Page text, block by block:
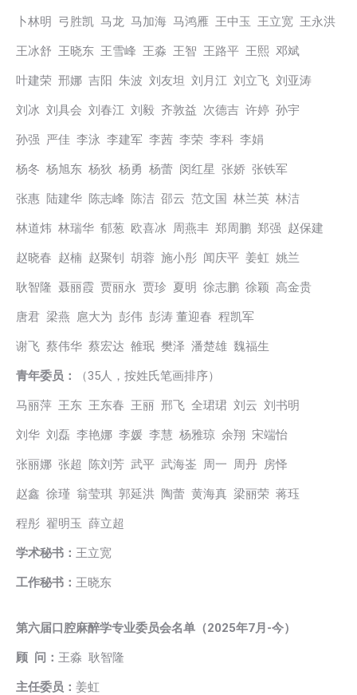
卜林明 弓胜凯 马龙 马加海 马鸿雁 王中玉 王立宽 王永洪
王冰舒 王晓东 王雪峰 王淼 王智 王路平 王熙 邓斌
叶建荣 邢娜 吉阳 朱波 刘友坦 刘月江 刘立飞 刘亚涛
刘冰 刘具会 刘春江 刘毅 齐敦益 次德吉 许婷 孙宇
孙强 严佳 李泳 李建军 李茜 李荣 李科 李娟
杨冬 杨旭东 杨狄 杨勇 杨蕾 闵红星 张娇 张铁军
张惠 陆建华 陈志峰 陈洁 邵云 范文国 林兰英 林洁
林道炜 林瑞华 郁葱 欧喜冰 周燕丰 郑周鹏 郑强 赵保建
赵晓春 赵楠 赵聚钊 胡蓉 施小彤 闻庆平 姜虹 姚兰
耿智隆 聂丽霞 贾丽永 贾珍 夏明 徐志鹏 徐颖 高金贵
唐君 梁燕 扈大为 彭伟 彭涛 董迎春 程凯军
谢飞 蔡伟华 蔡宏达 雒珉 樊泽 潘楚雄 魏福生
青年委员： （35人，按姓氏笔画排序）
马丽萍 王东 王东春 王丽 邢飞 全珺珺 刘云 刘书明
刘华 刘磊 李艳娜 李媛 李慧 杨雅琼 余翔 宋端怡
张丽娜 张超 陈刘芳 武平 武海崟 周一 周丹 房怿
赵鑫 徐瑾 翁莹琪 郭延洪 陶蕾 黄海真 梁丽荣 蒋珏
程彤 翟明玉 薛立超
学术秘书： 王立宽
工作秘书： 王晓东
第六届口腔麻醉学专业委员会名单（2025年7月 -今）
顾 问： 王淼 耿智隆
主任委员： 姜虹